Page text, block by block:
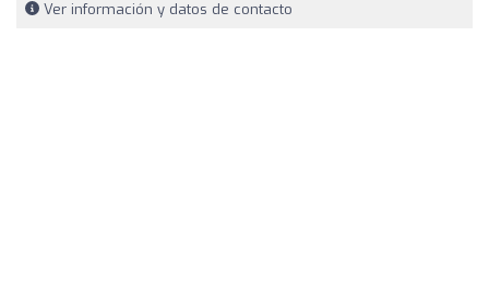
Ver información y datos de contacto